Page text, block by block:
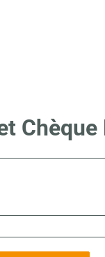
Chèque